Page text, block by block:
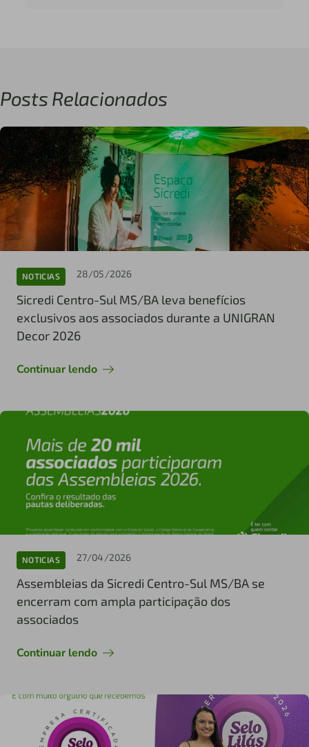
Posts Relacionados
NOTICIAS 28/05/2026
Sicredi Centro-Sul MS/BA leva benefícios
exclusivos aos associados durante a UNIGRAN
Decor 2026
Continuar lendo
NOTICIAS 27/04/2026
Assembleias da Sicredi Centro-Sul MS/BA se
encerram com ampla participação dos
associados
Continuar lendo